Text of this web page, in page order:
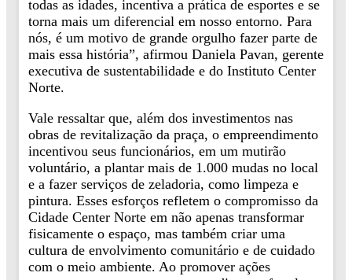
todas as idades, incentiva a prática de esportes e se
torna mais um diferencial em nosso entorno. Para
nós, é um motivo de grande orgulho fazer parte de
mais essa história”, afirmou Daniela Pavan, gerente
executiva de sustentabilidade e do Instituto Center
Norte.
Vale ressaltar que, além dos investimentos nas
obras de revitalização da praça, o empreendimento
incentivou seus funcionários, em um mutirão
voluntário, a plantar mais de 1.000 mudas no local
e a fazer serviços de zeladoria, como limpeza e
pintura. Esses esforços refletem o compromisso da
Cidade Center Norte em não apenas transformar
fisicamente o espaço, mas também criar uma
cultura de envolvimento comunitário e de cuidado
com o meio ambiente. Ao promover ações